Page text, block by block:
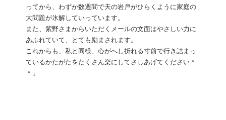
ってから、わずか数週間で天の岩戸がひらくように家庭の
大問題が氷解していっています。
また、紫野さまからいただくメールの文面はやさしい力に
あふれていて、とても励まされます。
これからも、私と同様、心がへし折れる寸前で行き詰まっ
ているかたがたをたくさん楽にしてさしあげてください＾
＾」